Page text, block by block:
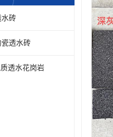
水砖
透水砖
透水花岗岩